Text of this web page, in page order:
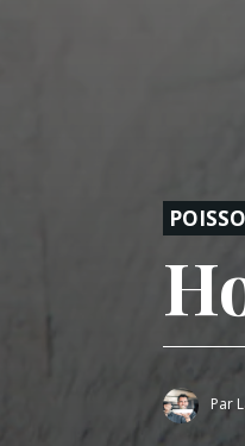
Par